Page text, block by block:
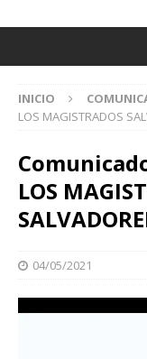
INICIO
LOS MAGISTRADOS
LOS
04/05/2021